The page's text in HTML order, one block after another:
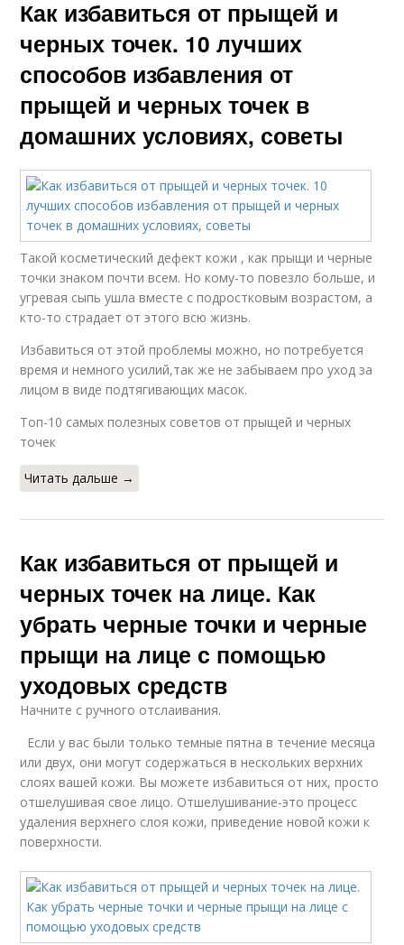
Как избавиться от прыщей и
черных точек. 10 лучших
способов избавления от
прыщей и черных точек в
домашних условиях, советы
Такой косметический дефект кожи , как прыщи и черные
точки знаком почти всем. Но кому-то повезло больше, и
угревая сыпь ушла вместе с подростковым возрастом, а
кто-то страдает от этого всю жизнь.
Избавиться от этой проблемы можно, но потребуется
время и немного усилий,так же не забываем про уход за
лицом в виде подтягивающих масок.
Топ-10 самых полезных советов от прыщей и черных
точек
Читать дальше →
Как избавиться от прыщей и
черных точек на лице. Как
убрать черные точки и черные
прыщи на лице с помощью
уходовых средств
Начните с ручного отслаивания.
Если у вас были только темные пятна в течение месяца
или двух, они могут содержаться в нескольких верхних
слоях вашей кожи. Вы можете избавиться от них, просто
отшелушивая свое лицо. Отшелушивание-это процесс
удаления верхнего слоя кожи, приведение новой кожи к
поверхности.